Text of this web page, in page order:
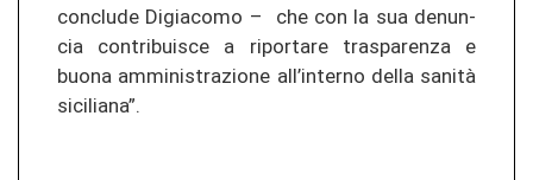
con­clu­de Digia­co­mo – che con la sua de­nun­
cia con­tri­b­uis­ce a ri­por­ta­re traspa­ren­za e
buona am­mi­nis­tra­zio­ne all’in­ter­no della sanità
si­ci­lia­na”.